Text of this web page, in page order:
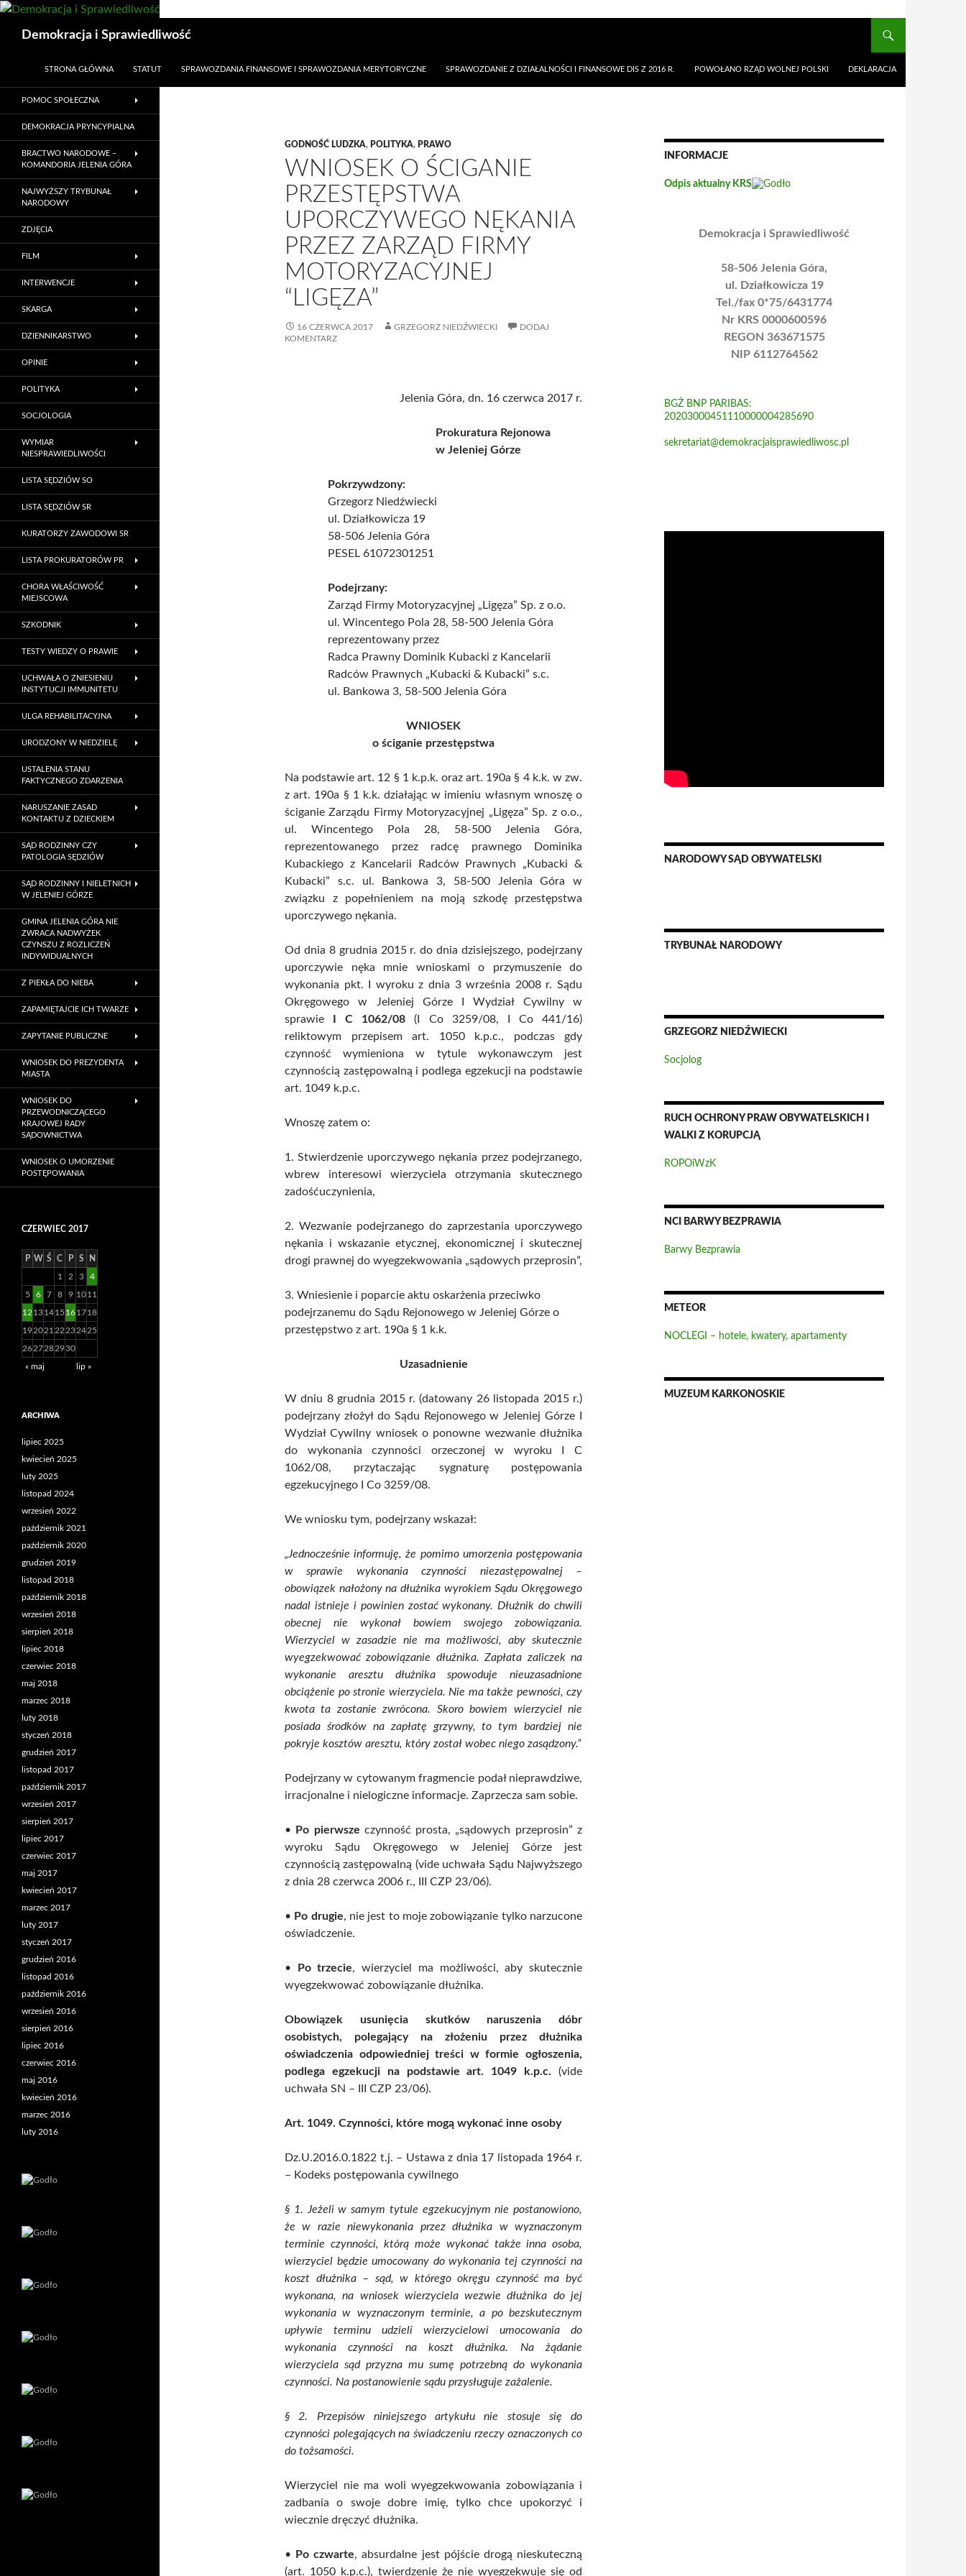
Przejdź
treści
Demokracja i Sprawiedliwość
STRONA GŁÓWNA STATUT SPRAWOZDANIA FINANSOWE I SPRAWOZDANIA MERYTORYCZNE SPRAWOZDANIE Z DZIAŁALNOŚCI I FINANSOWE DIS Z 2016 R. POWOŁANO RZĄD WOLNEJ POLSKI DEKLARACJA
GODNOŚĆ LUDZKA, POLITYKA, PRAWO
WNIOSEK O ŚCIGANIE
PRZESTĘPSTWA
UPORCZYWEGO NĘKANIA
PRZEZ ZARZĄD FIRMY
MOTORYZACYJNEJ
“LIGĘZA”
16 CZERWCA 2017 GRZEGORZ NIEDŹWIECKI
DODAJ
KOMENTARZ
Jelenia Góra, dn. 16 czerwca 2017 r.
Prokuratura Rejonowa
w Jeleniej Górze
Pokrzywdzony:
Grzegorz Niedźwiecki
ul. Działkowicza 19
58-506 Jelenia Góra
PESEL 61072301251
Podejrzany:
Zarząd Firmy Motoryzacyjnej „Ligęza” Sp. z o.o.
ul. Wincentego Pola 28, 58-500 Jelenia Góra
reprezentowany przez
Radca Prawny Dominik Kubacki z Kancelarii
Radców Prawnych „Kubacki & Kubacki” s.c.
ul. Bankowa 3, 58-500 Jelenia Góra
WNIOSEK
o ściganie przestępstwa
Na podstawie art. 12 § 1 k.p.k. oraz art. 190a § 4 k.k. w zw.
z art. 190a § 1 k.k. działając w imieniu własnym wnoszę o
ściganie Zarządu Firmy Motoryzacyjnej „Ligęza” Sp. z o.o.,
ul. Wincentego Pola 28, 58-500 Jelenia Góra,
reprezentowanego przez radcę prawnego Dominika
Kubackiego z Kancelarii Radców Prawnych „Kubacki &
Kubacki” s.c. ul. Bankowa 3, 58-500 Jelenia Góra w
związku z popełnieniem na moją szkodę przestępstwa
uporczywego nękania.
Od dnia 8 grudnia 2015 r. do dnia dzisiejszego, podejrzany
uporczywie nęka mnie wnioskami o przymuszenie do
wykonania pkt. I wyroku z dnia 3 września 2008 r. Sądu
Okręgowego w Jeleniej Górze I Wydział Cywilny w
sprawie
I C 1062/08 (I Co 3259/08, I Co 441/16)
reliktowym przepisem art. 1050 k.p.c., podczas gdy
czynność wymieniona w tytule wykonawczym jest
czynnością zastępowalną i podlega egzekucji na podstawie
art. 1049 k.p.c.
Wnoszę zatem o:
1. Stwierdzenie uporczywego nękania przez podejrzanego,
wbrew interesowi wierzyciela otrzymania skutecznego
zadośćuczynienia,
2. Wezwanie podejrzanego do zaprzestania uporczywego
nękania i wskazanie etycznej, ekonomicznej i skutecznej
drogi prawnej do wyegzekwowania „sądowych przeprosin”,
3. Wniesienie i poparcie aktu oskarżenia przeciwko
podejrzanemu do Sądu Rejonowego w Jeleniej Górze o
przestępstwo z art. 190a § 1 k.k.
Uzasadnienie
W dniu 8 grudnia 2015 r. (datowany 26 listopada 2015 r.)
podejrzany złożył do Sądu Rejonowego w Jeleniej Górze I
Wydział Cywilny wniosek o ponowne wezwanie dłużnika
do wykonania czynności orzeczonej w wyroku I C
1062/08, przytaczając sygnaturę postępowania
egzekucyjnego I Co 3259/08.
We wniosku tym, podejrzany wskazał:
„Jednocześnie informuję, że pomimo umorzenia postępowania
w sprawie wykonania czynności niezastępowalnej –
obowiązek nałożony na dłużnika wyrokiem Sądu Okręgowego
nadal istnieje i powinien zostać wykonany. Dłużnik do chwili
obecnej nie wykonał bowiem swojego zobowiązania.
Wierzyciel w zasadzie nie ma możliwości, aby skutecznie
wyegzekwować zobowiązanie dłużnika. Zapłata zaliczek na
wykonanie aresztu dłużnika spowoduje nieuzasadnione
obciążenie po stronie wierzyciela. Nie ma także pewności, czy
kwota ta zostanie zwrócona. Skoro bowiem wierzyciel nie
posiada środków na zapłatę grzywny, to tym bardziej nie
pokryje kosztów aresztu, który został wobec niego zasądzony.”
Podejrzany w cytowanym fragmencie podał nieprawdziwe,
irracjonalne i nielogiczne informacje. Zaprzecza sam sobie.
• Po pierwsze czynność prosta, „sądowych przeprosin” z
wyroku Sądu Okręgowego w Jeleniej Górze jest
czynnością zastępowalną (vide uchwała Sądu Najwyższego
z dnia 28 czerwca 2006 r., III CZP 23/06).
• Po drugie, nie jest to moje zobowiązanie tylko narzucone
oświadczenie.
• Po trzecie, wierzyciel ma możliwości, aby skutecznie
wyegzekwować zobowiązanie dłużnika.
Obowiązek usunięcia skutków naruszenia dóbr
osobistych, polegający na złożeniu przez dłużnika
oświadczenia odpowiedniej treści w formie ogłoszenia,
podlega egzekucji na podstawie art. 1049 k.p.c. (vide
uchwała SN – III CZP 23/06).
Art. 1049. Czynności, które mogą wykonać inne osoby
Dz.U.2016.0.1822 t.j. – Ustawa z dnia 17 listopada 1964 r.
– Kodeks postępowania cywilnego
§ 1. Jeżeli w samym tytule egzekucyjnym nie postanowiono,
że w razie niewykonania przez dłużnika w wyznaczonym
terminie czynności, którą może wykonać także inna osoba,
wierzyciel będzie umocowany do wykonania tej czynności na
koszt dłużnika – sąd, w którego okręgu czynność ma być
wykonana, na wniosek wierzyciela wezwie dłużnika do jej
wykonania w wyznaczonym terminie, a po bezskutecznym
upływie terminu udzieli wierzycielowi umocowania do
wykonania czynności na koszt dłużnika. Na żądanie
wierzyciela sąd przyzna mu sumę potrzebną do wykonania
czynności. Na postanowienie sądu przysługuje zażalenie.
§ 2. Przepisów niniejszego artykułu nie stosuje się do
czynności polegających na świadczeniu rzeczy oznaczonych co
do tożsamości.
Wierzyciel nie ma woli wyegzekwowania zobowiązania i
zadbania o swoje dobre imię, tylko chce upokorzyć i
wiecznie dręczyć dłużnika.
• Po czwarte, absurdalne jest pójście drogą nieskuteczną
(art. 1050 k.p.c.), twierdzenie że nie wyegzekwuje się od
INFORMACJE
Odpis aktualny KRS
Demokracja i Sprawiedliwość
58-506 Jelenia Góra,
ul. Działkowicza 19
Tel./fax 0*75/6431774
Nr KRS 0000600596
REGON 363671575
NIP 6112764562
BGŻ BNP PARIBAS:
20203000451110000004285690
sekretariat@demokracjaisprawiedliwosc.pl
NARODOWY SĄD OBYWATELSKI
TRYBUNAŁ NARODOWY
GRZEGORZ NIEDŹWIECKI
Socjolog
RUCH OCHRONY PRAW OBYWATELSKICH I
WALKI Z KORUPCJĄ
ROPOiWzK
NCI BARWY BEZPRAWIA
Barwy Bezprawia
METEOR
NOCLEGI – hotele, kwatery, apartamenty
MUZEUM KARKONOSKIE
POMOC SPOŁECZNA
DEMOKRACJA PRYNCYPIALNA
BRACTWO NARODOWE –
KOMANDORIA JELENIA GÓRA
NAJWYŻSZY TRYBUNAŁ
NARODOWY
ZDJĘCIA
FILM
INTERWENCJE
SKARGA
DZIENNIKARSTWO
OPINIE
POLITYKA
SOCJOLOGIA
WYMIAR
NIESPRAWIEDLIWOŚCI
LISTA SĘDZIÓW SO
LISTA SĘDZIÓW SR
KURATORZY ZAWODOWI SR
LISTA PROKURATORÓW PR
CHORA WŁAŚCIWOŚĆ
MIEJSCOWA
SZKODNIK
TESTY WIEDZY O PRAWIE
UCHWAŁA O ZNIESIENIU
INSTYTUCJI IMMUNITETU
ULGA REHABILITACYJNA
URODZONY W NIEDZIELĘ
USTALENIA STANU
FAKTYCZNEGO ZDARZENIA
NARUSZANIE ZASAD
KONTAKTU Z DZIECKIEM
SĄD RODZINNY CZY
PATOLOGIA SĘDZIÓW
SĄD RODZINNY I NIELETNICH
W JELENIEJ GÓRZE
GMINA JELENIA GÓRA NIE
ZWRACA NADWYŻEK
CZYNSZU Z ROZLICZEŃ
INDYWIDUALNYCH
Z PIEKŁA DO NIEBA
ZAPAMIĘTAJCIE ICH TWARZE
ZAPYTANIE PUBLICZNE
WNIOSEK DO PREZYDENTA
MIASTA
WNIOSEK DO
PRZEWODNICZĄCEGO
KRAJOWEJ RADY
SĄDOWNICTWA
WNIOSEK O UMORZENIE
POSTĘPOWANIA
CZERWIEC 2017
P W Ś C P S N
1 2 3 4
5 6 7 8 9 1011
12 131415 161718
192021 22 232425
2627282930
« maj lip »
ARCHIWA
lipiec 2025
kwiecień 2025
luty 2025
listopad 2024
wrzesień 2022
październik 2021
październik 2020
grudzień 2019
listopad 2018
październik 2018
wrzesień 2018
sierpień 2018
lipiec 2018
czerwiec 2018
maj 2018
marzec 2018
luty 2018
styczeń 2018
grudzień 2017
listopad 2017
październik 2017
wrzesień 2017
sierpień 2017
lipiec 2017
czerwiec 2017
maj 2017
kwiecień 2017
marzec 2017
luty 2017
styczeń 2017
grudzień 2016
listopad 2016
październik 2016
wrzesień 2016
sierpień 2016
lipiec 2016
czerwiec 2016
maj 2016
kwiecień 2016
marzec 2016
luty 2016